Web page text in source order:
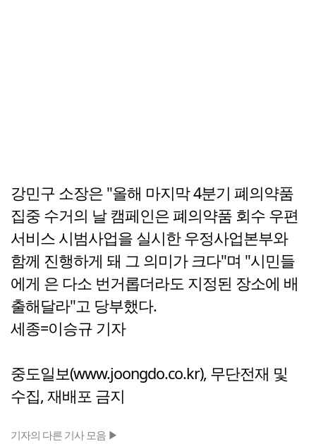
강민구 소장은 "올해 마지막 4분기 폐의약품
집중 수거의 날 캠페인은 폐의약품 회수 우편
서비스 시범사업을 실시한 우정사업본부와
함께 진행하게 돼 그 의미가 크다"며 "시민들
에게 은 다소 번거롭더라도 지정된 장소에 배
출해달라"고 당부했다.
세종=이승규 기자
중도일보(www.joongdo.co.kr), 무단전재 및
수집, 재배포 금지
기자의 다른 기사 모음 ▶